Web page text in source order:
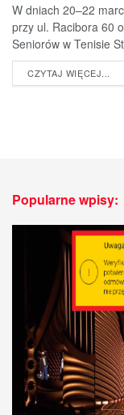
W dniach 20–22
przy ul. Racibora 60
Seniorów w Tenisie
CZYTAJ WIĘCEJ...
Popularne wpisy: